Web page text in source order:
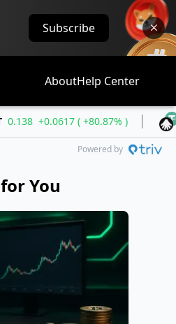
Subscribe
AboutHelp Center
( +80.87% )
Powered by
You